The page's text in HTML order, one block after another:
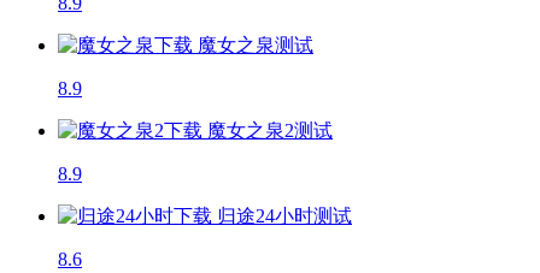
魔女之泉测试
8.9
魔女之泉2测试
8.9
归途24小时测试
8.6